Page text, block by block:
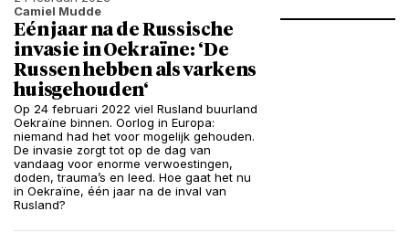
Camiel Mudde
Eén jaar na de Russische
invasie in Oekraïne: ‘De
Russen hebben als varkens
huisgehouden‘
Op 24 februari 2022 viel Rusland buurland
Oekraïne binnen. Oorlog in Europa:
niemand had het voor mogelijk gehouden.
De invasie zorgt tot op de dag van
vandaag voor enorme verwoestingen,
doden, trauma’s en leed. Hoe gaat het nu
in Oekraïne, één jaar na de inval van
Rusland?